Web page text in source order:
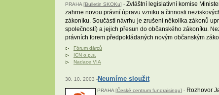
PRAHA [Bulletin SKOKu] - Zvláštní legislativní komise
zahrne novou právní úpravu vzniku a činnosti
zákoníku. Součástí návrhu je zrušení několika zákonů
společností) a jejich přesun do občanského zákoníku.
právních forem předpokládaných novým občanským
Fórum dárců
ICN o.p.s.
Nadace VIA
30. 10. 2003 -Neumíme sloužit
PRAHA [České centrum fundraisingu] - Rozhovor